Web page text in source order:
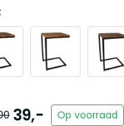
39,- Op voorraad